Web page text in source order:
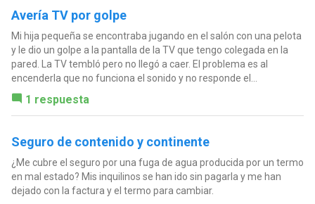
Avería TV por golpe
Mi hija pequeña se encontraba jugando en el salón con una pelota
y le dio un golpe a la pantalla de la TV que tengo colegada en la
pared. La TV tembló pero no llegó a caer. El problema es al
encenderla que no funciona el sonido y no responde el...
1 respuesta
Seguro de contenido y continente
¿Me cubre el seguro por una fuga de agua producida por un termo
en mal estado? Mis inquilinos se han ido sin pagarla y me han
dejado con la factura y el termo para cambiar.